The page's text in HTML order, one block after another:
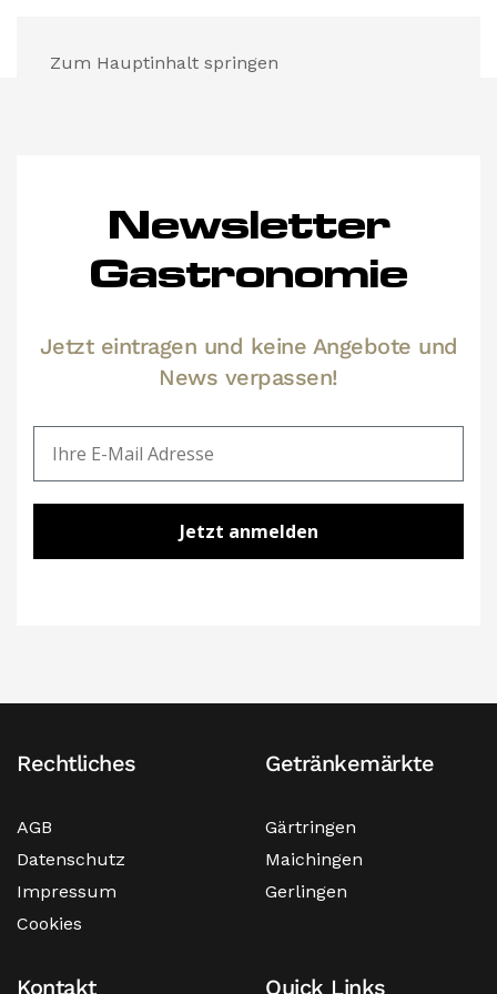
Zum Hauptinhalt springen
Newsletter
Gastronomie
Jetzt eintragen und keine Angebote und
News verpassen!
Jetzt anmelden
Rechtliches
AGB
Datenschutz
Impressum
Cookies
Getränkemärkte
Gärtringen
Maichingen
Gerlingen
Kontakt Quick Links